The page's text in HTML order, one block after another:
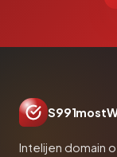
Intelijen domain